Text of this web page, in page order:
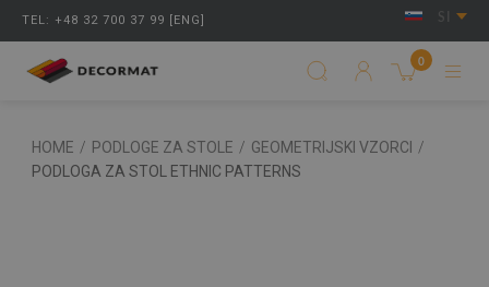
TEL: +48 32 700 37 99 [ENG] SI
0
HOME / PODLOGE ZA STOLE / GEOMETRIJSKI VZORCI
/
PODLOGA ZA STOL ETHNIC PATTERNS